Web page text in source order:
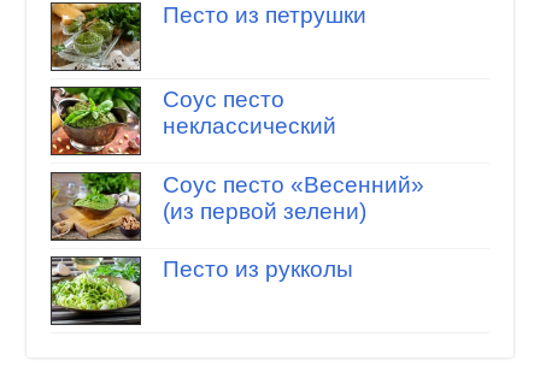
Песто из петрушки
Соус песто
неклассический
Соус песто «Весенний»
(из первой зелени)
Песто из рукколы